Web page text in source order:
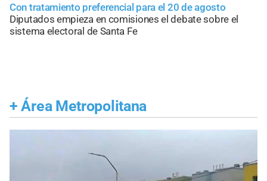
Con tratamiento preferencial para el 20 de agosto
Diputados empieza en comisiones el debate sobre el
sistema electoral de Santa Fe
+ Área Metropolitana